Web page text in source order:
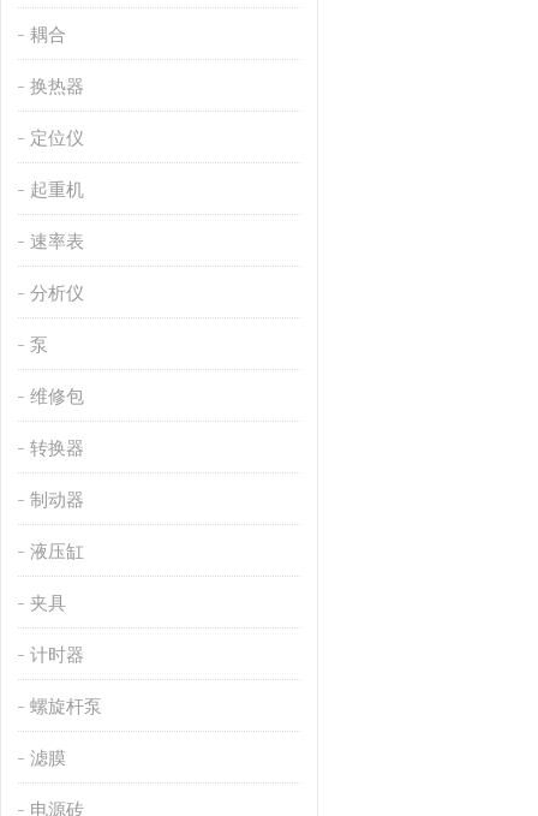
耦合
换热器
定位仪
起重机
速率表
分析仪
泵
维修包
转换器
制动器
液压缸
夹具
计时器
螺旋杆泵
滤膜
电源砖